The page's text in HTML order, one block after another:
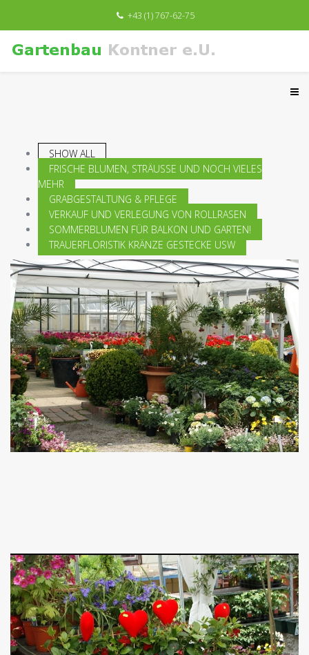
+43 (1) 767-62-75
SHOW ALL
FRISCHE BLUMEN, STRÄUSSE UND NOCH VIELES M
EHR
GRABGESTALTUNG & PFLEGE
VERKAUF UND VERLEGUNG VON ROLLRASEN
SOMMERBLUMEN FÜR BALKON UND GARTEN!
TRAUERFLORISTIK KRÄNZE GESTECKE USW